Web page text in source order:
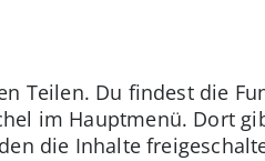
Teilen. Du findest die
im Hauptmenü. Dort
die Inhalte